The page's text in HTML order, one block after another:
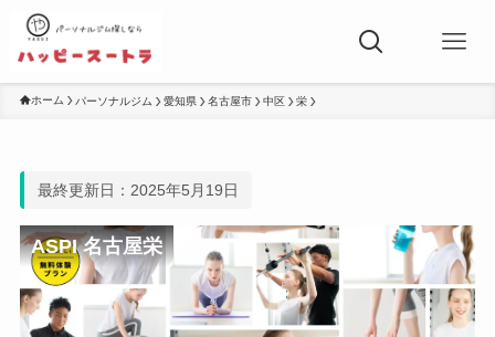
ホーム パーソナルジム 愛知県 名古屋市 中区 栄
最終更新日：2025年5月19日
ASPI 名古屋栄